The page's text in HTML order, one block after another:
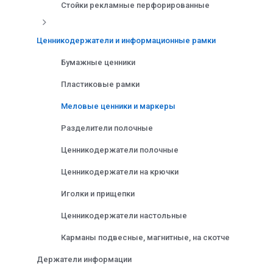
Стойки рекламные перфорированные
Ценникодержатели и информационные рамки
Бумажные ценники
Пластиковые рамки
Меловые ценники и маркеры
Разделители полочные
Ценникодержатели полочные
Ценникодержатели на крючки
Иголки и прищепки
Ценникодержатели настольные
Карманы подвесные, магнитные, на скотче
Держатели информации